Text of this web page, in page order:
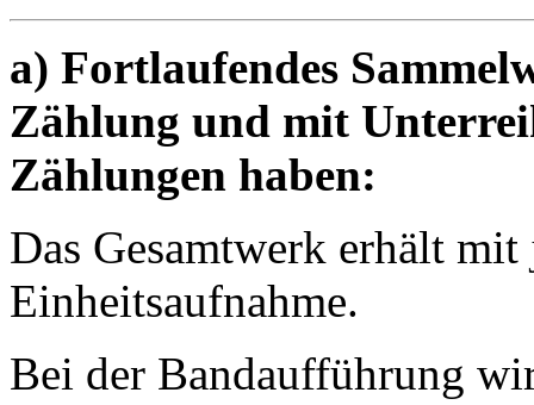
a) Fortlaufendes
Zählung und mit
Zählungen haben:
Das Gesamtwerk erhält
Einheitsaufnahme.
Bei der Bandaufführung